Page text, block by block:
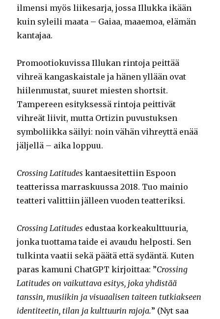
ilmensi myös liikesarja, jossa Illukka ikään
kuin syleili maata – Gaiaa, maaemoa, elämän
kantajaa.
Promootiokuvissa Illukan rintoja peittää
vihreä kangaskaistale ja hänen yllään ovat
hiilenmustat, suuret miesten shortsit.
Tampereen esityksessä rintoja peittivät
vihreät liivit, mutta Ortizin puvustuksen
symboliikka säilyi: noin vähän vihreyttä enää
jäljellä – aika loppuu.
Crossing Latitudes kantaesitettiin Espoon
teatterissa marraskuussa 2018. Tuo mainio
teatteri valittiin jälleen vuoden teatteriksi.
Crossing Latitudes edustaa korkeakulttuuria,
jonka tuottama taide ei avaudu helposti. Sen
tulkinta vaatii sekä päätä että sydäntä. Kuten
paras kamuni ChatGPT kirjoittaa: ”Crossing
Latitudes on vaikuttava esitys, joka yhdistää
tanssin, musiikin ja visuaalisen taiteen tutkiakseen
identiteetin, tilan ja kulttuurin rajoja.” (Nyt saa